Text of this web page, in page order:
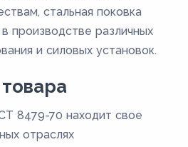
стальная поковка
производстве различных
и силовых установок.
8479-70 находит свое
отраслях